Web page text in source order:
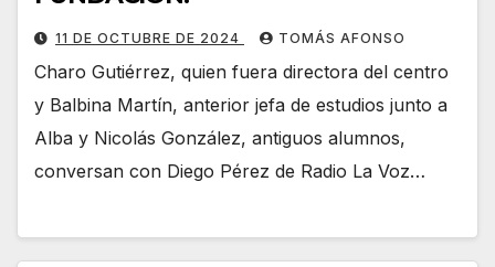
11 DE OCTUBRE DE 2024 TOMÁS AFONSO
Charo Gutiérrez, quien fuera directora del centro
y Balbina Martín, anterior jefa de estudios junto a
Alba y Nicolás González, antiguos alumnos,
conversan con Diego Pérez de Radio La Voz…